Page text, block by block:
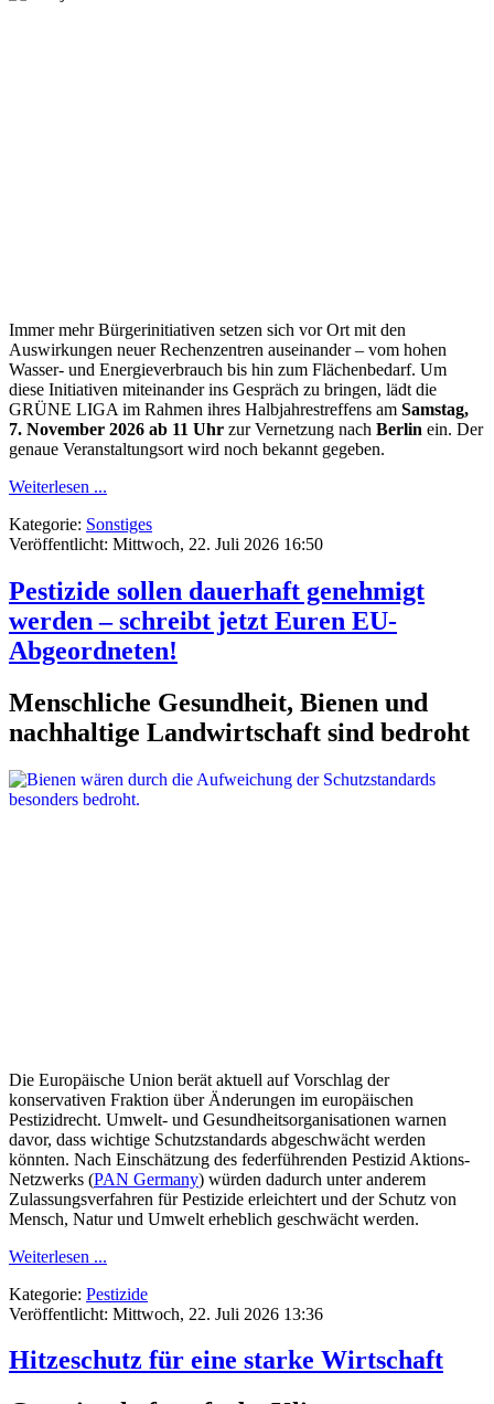
Immer mehr Bürgerinitiativen setzen sich vor Ort mit den
Auswirkungen neuer Rechenzentren auseinander – vom hohen
Wasser- und Energieverbrauch bis hin zum Flächenbedarf. Um
diese Initiativen miteinander ins Gespräch zu bringen, lädt die
GRÜNE LIGA im Rahmen ihres Halbjahrestreffens am Samstag,
7. November 2026 ab 11 Uhr zur Vernetzung nach Berlin ein. Der
genaue Veranstaltungsort wird noch bekannt gegeben.
Weiterlesen ...
Kategorie: Sonstiges
Veröffentlicht: Mittwoch, 22. Juli 2026 16:50
Pestizide sollen dauerhaft genehmigt
werden – schreibt jetzt Euren EU-
Abgeordneten!
Menschliche Gesundheit, Bienen und
nachhaltige Landwirtschaft sind bedroht
Die Europäische Union berät aktuell auf Vorschlag der
konservativen Fraktion über Änderungen im europäischen
Pestizidrecht. Umwelt- und Gesundheitsorganisationen warnen
davor, dass wichtige Schutzstandards abgeschwächt werden
könnten. Nach Einschätzung des federführenden Pestizid Aktions-
Netzwerks (PAN Germany) würden dadurch unter anderem
Zulassungsverfahren für Pestizide erleichtert und der Schutz von
Mensch, Natur und Umwelt erheblich geschwächt werden.
Weiterlesen ...
Kategorie: Pestizide
Veröffentlicht: Mittwoch, 22. Juli 2026 13:36
Hitzeschutz für eine starke Wirtschaft